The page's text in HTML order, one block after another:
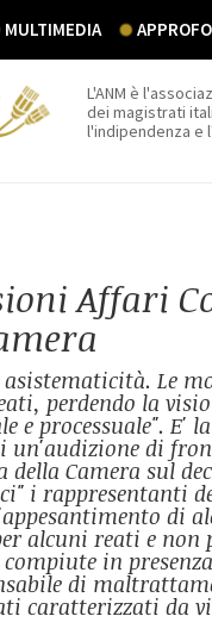
MULTIMEDIA
L'ANM è
dei magistrati
l'indipendenza e
Affari
asistematicità. Le
perdendo la
processuale". E'
un'audizione di
Camera sul
i rappresentanti
di
alcuni reati e
in
di
caratterizzati da